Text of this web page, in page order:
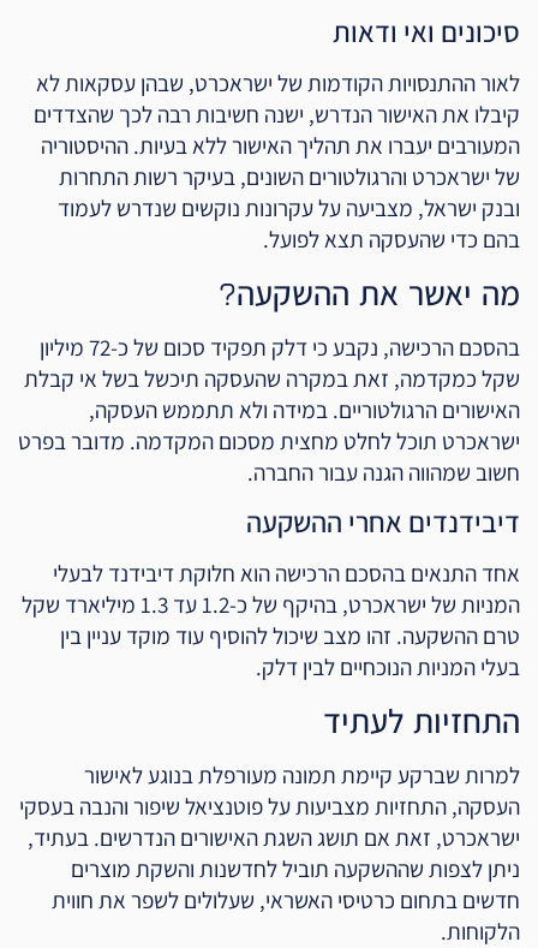
סיכונים ואי ודאות
לאור ההתנסויות הקודמות של ישראכרט, שבהן עסקאות לא
קיבלו את האישור הנדרש, ישנה חשיבות רבה לכך שהצדדים
המעורבים יעברו את תהליך האישור ללא בעיות. ההיסטוריה
של ישראכרט והרגולטורים השונים, בעיקר רשות התחרות
ובנק ישראל, מצביעה על עקרונות נוקשים שנדרש לעמוד
בהם כדי שהעסקה תצא לפועל.
מה יאשר את ההשקעה?
בהסכם הרכישה, נקבע כי דלק תפקיד סכום של כ-72 מיליון
שקל כמקדמה, זאת במקרה שהעסקה תיכשל בשל אי קבלת
האישורים הרגולטוריים. במידה ולא תתממש העסקה,
ישראכרט תוכל לחלט מחצית מסכום המקדמה. מדובר בפרט
חשוב שמהווה הגנה עבור החברה.
דיבידנדים אחרי ההשקעה
אחד התנאים בהסכם הרכישה הוא חלוקת דיבידנד לבעלי
המניות של ישראכרט, בהיקף של כ-1.2 עד 1.3 מיליארד שקל
טרם ההשקעה. זהו מצב שיכול להוסיף עוד מוקד עניין בין
בעלי המניות הנוכחיים לבין דלק.
התחזיות לעתיד
למרות שברקע קיימת תמונה מעורפלת בנוגע לאישור
העסקה, התחזיות מצביעות על פוטנציאל שיפור והנבה בעסקי
ישראכרט, זאת אם תושג השגת האישורים הנדרשים. בעתיד,
ניתן לצפות שההשקעה תוביל לחדשנות והשקת מוצרים
חדשים בתחום כרטיסי האשראי, שעלולים לשפר את חווית
הלקוחות.